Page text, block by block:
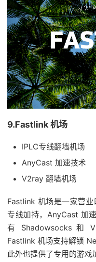
9.Fastlink 机场
IPLC专线翻墙机场
AnyCast 加速技术
V2ray 翻墙机场
Fastlink 机场是一家营
专线加持，AnyCast 加
有 Shadowsocks 和
Fastlink 机场支持解锁
此外也提供了专用的游戏